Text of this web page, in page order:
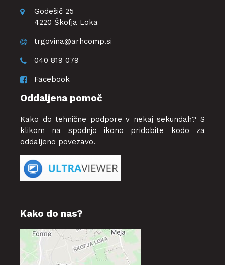
Godešič 25
4220 Škofja Loka
trgovina@arhcomp.si
040 819 079
Facebook
Oddaljena pomoč
Kako do tehnične podpore v nekaj sekundah? S
klikom na spodnjo ikono pridobite kodo za
oddaljeno povezavo.
Kako do nas?